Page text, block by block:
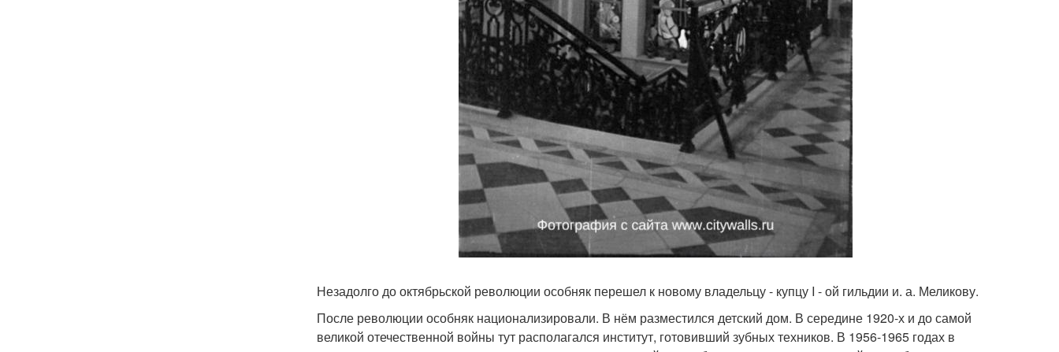
Незадолго до октябрьской революции особняк перешел к новому владельцу - купцу I - ой гильдии и. а. Меликову.
После революции особняк национализировали. В нём разместился детский дом. В середине 1920-х и до самой
великой отечественной войны тут располагался институт, готовивший зубных техников. В 1956-1965 годах в